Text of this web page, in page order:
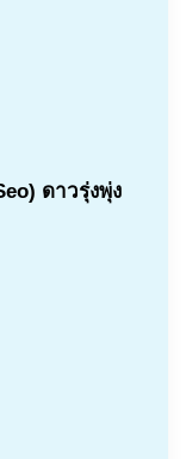
ดาวรุ่งพุ่ง